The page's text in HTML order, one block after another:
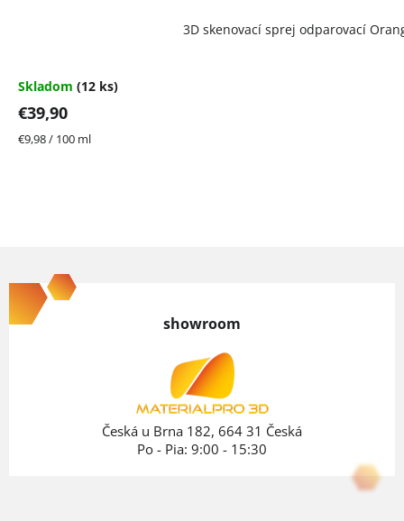
3D skenovací sprej odparovací
Skladom (12 ks)
€39,90
Jednotková
€9,98 / 100 ml
á
p
showroom
Česká u Brna 182, 664 31 Česká
Po - Pia: 9:00 - 15:30